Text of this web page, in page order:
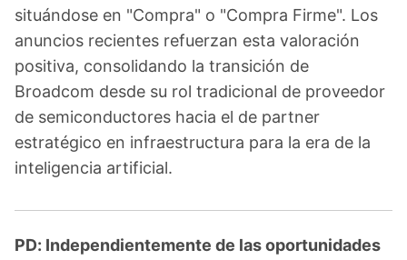
situándose en "Compra" o "Compra Firme". Los
anuncios recientes refuerzan esta valoración
positiva, consolidando la transición de
Broadcom desde su rol tradicional de proveedor
de semiconductores hacia el de partner
estratégico en infraestructura para la era de la
inteligencia artificial.
PD: Independientemente de las oportunidades